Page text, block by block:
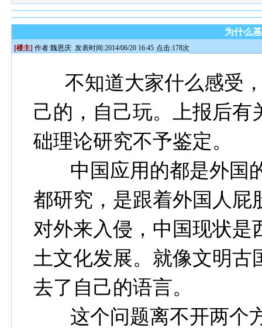
为什么
[楼主] 作者:魏恩庆 发表时间:2014/06/20 16:45 点击:178次
不知道大家什么感受，
己的，自己玩。上报后有
础理论研究不予鉴定。
中国应用的都是外国
都研究，是跟着外国人屁
对外来入侵，中国现状是
土文化发展。就像文明
去了自己的语言。
这个问题离不开两个